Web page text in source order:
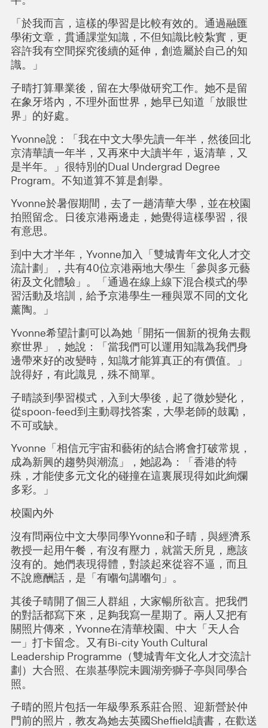
「於我而言，這樣的學習是比較有效的。通過融匯
學術文章，貫通課堂知識，不但知識比較紮實，更
容許我有空間探究後續的延伸，創造屬於自己的知
識。」
子晴打算畢業後，留在大學做研究工作。她不是留
在象牙塔內，不理外面世界，她早已知道「放眼世
界」的好處。
Yvonne說：「我在中文大學先讀一年半，然後回北
京清華讀一年半，又再來中大讀半年，返清華，又
是半年。」很特別的Dual Undergrad Degree
Program。不知道算不算是創擧。
Yvonne於暑假期間，去了一趟清華大學，並在校園
拍照留念。日後京港兩邊走，她覺得這樣學習，很
有意思。
到中大才半年，Yvonne加入「雙城青年文化人才交
流計劃」，共有40位京港兩地大學生「參與多元藝
術及文化體驗」。「通過在線上線下混合模式的學
習活動及培訓，給予京港學生一種與眾不同的文化
薰陶。」
Yvonne希望計劃可以為她「開拓一個新的視角去觀
察世界」，她說：「當我們可以運用知識為我們身
邊帶來好的改變時，知識才能算真正的有價值。」
說得好，有此識見，殊不簡單。
子晴談到學習模式，入到大學後，起了微妙變化，
從spoon-feed到主動尋找答案，大學老師的鼓勵，
不可或缺。
Yvonne「相信元宇宙和藝術的結合將會打破常規，
成為新興的趨勢與潮流」，她認為：「香港的特
殊，才能使多元文化的碰撞在這裏展現得如此絢爛
多彩。」
校園內外
沒有問兩位中文大學同學Yvonne和子晴，與經濟系
教授一起用午餐，有沒有壓力，就當天所見，應該
沒有的。她們表現得體，對談起來從容不逼，而且
不說應酬話，是「有嗰句講嗰句」。
其後子晴開了個三人群組，大家暢所欲言。把我們
的對話都寫下來，足夠我寫一星期了。兩人又把有
關照片傳來，Yvonne在清華校園、中大「天人合
一」打卡留念。又有Bi-city Youth Cultural
Leadership Programme（雙城青年文化人才交流計
劃）大合照、在祟基學院未圓湖旁獅子亭與同學合
照。
子晴的照片包括一年級學系系莊合照、迎新營於仲
門前的照片，教友為她去英國Sheffield讀書，在歡送